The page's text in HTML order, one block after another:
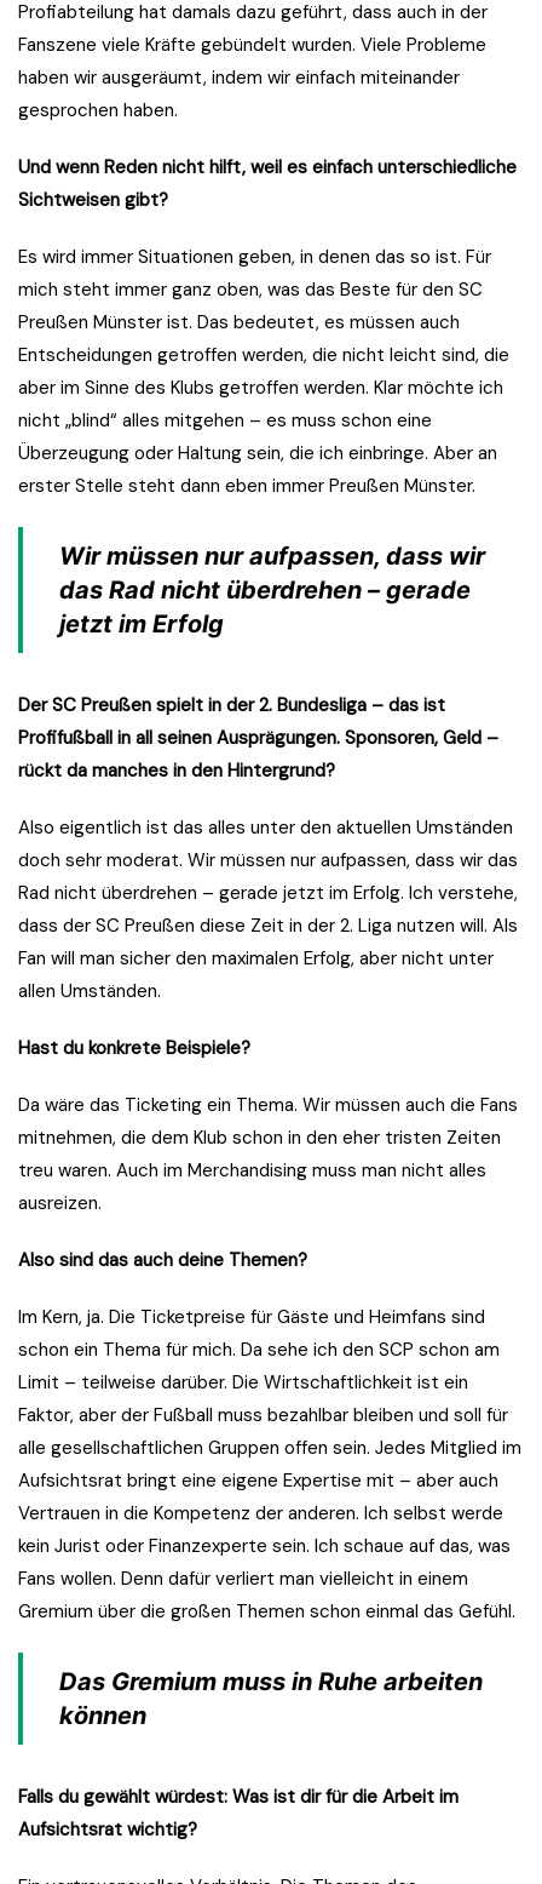
Profiabteilung hat damals dazu geführt, dass auch in der
Fanszene viele Kräfte gebündelt wurden. Viele Probleme
haben wir ausgeräumt, indem wir einfach miteinander
gesprochen haben.
Und wenn Reden nicht hilft, weil es einfach unterschiedliche
Sichtweisen gibt?
Es wird immer Situationen geben, in denen das so ist. Für
mich steht immer ganz oben, was das Beste für den SC
Preußen Münster ist. Das bedeutet, es müssen auch
Entscheidungen getroffen werden, die nicht leicht sind, die
aber im Sinne des Klubs getroffen werden. Klar möchte ich
nicht „blind“ alles mitgehen – es muss schon eine
Überzeugung oder Haltung sein, die ich einbringe. Aber an
erster Stelle steht dann eben immer Preußen Münster.
Wir müssen nur aufpassen, dass wir
das Rad nicht überdrehen – gerade
jetzt im Erfolg
Der SC Preußen spielt in der 2. Bundesliga – das ist
Profifußball in all seinen Ausprägungen. Sponsoren, Geld –
rückt da manches in den Hintergrund?
Also eigentlich ist das alles unter den aktuellen Umständen
doch sehr moderat. Wir müssen nur aufpassen, dass wir das
Rad nicht überdrehen – gerade jetzt im Erfolg. Ich verstehe,
dass der SC Preußen diese Zeit in der 2. Liga nutzen will. Als
Fan will man sicher den maximalen Erfolg, aber nicht unter
allen Umständen.
Hast du konkrete Beispiele?
Da wäre das Ticketing ein Thema. Wir müssen auch die Fans
mitnehmen, die dem Klub schon in den eher tristen Zeiten
treu waren. Auch im Merchandising muss man nicht alles
ausreizen.
Also sind das auch deine Themen?
Im Kern, ja. Die Ticketpreise für Gäste und Heimfans sind
schon ein Thema für mich. Da sehe ich den SCP schon am
Limit – teilweise darüber. Die Wirtschaftlichkeit ist ein
Faktor, aber der Fußball muss bezahlbar bleiben und soll für
alle gesellschaftlichen Gruppen offen sein. Jedes Mitglied im
Aufsichtsrat bringt eine eigene Expertise mit – aber auch
Vertrauen in die Kompetenz der anderen. Ich selbst werde
kein Jurist oder Finanzexperte sein. Ich schaue auf das, was
Fans wollen. Denn dafür verliert man vielleicht in einem
Gremium über die großen Themen schon einmal das Gefühl.
Das Gremium muss in Ruhe arbeiten
können
Falls du gewählt würdest: Was ist dir für die Arbeit im
Aufsichtsrat wichtig?